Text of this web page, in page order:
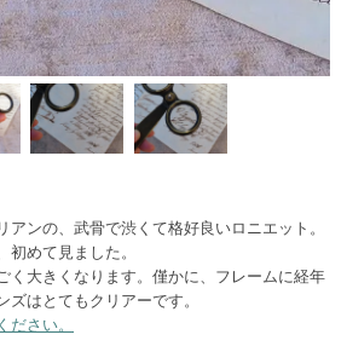
アンの、武骨で渋くて格好良いロニエット。
初めて見ました。
く大きくなります。僅かに、フレームに経年
はとてもクリアーです。
ださい。